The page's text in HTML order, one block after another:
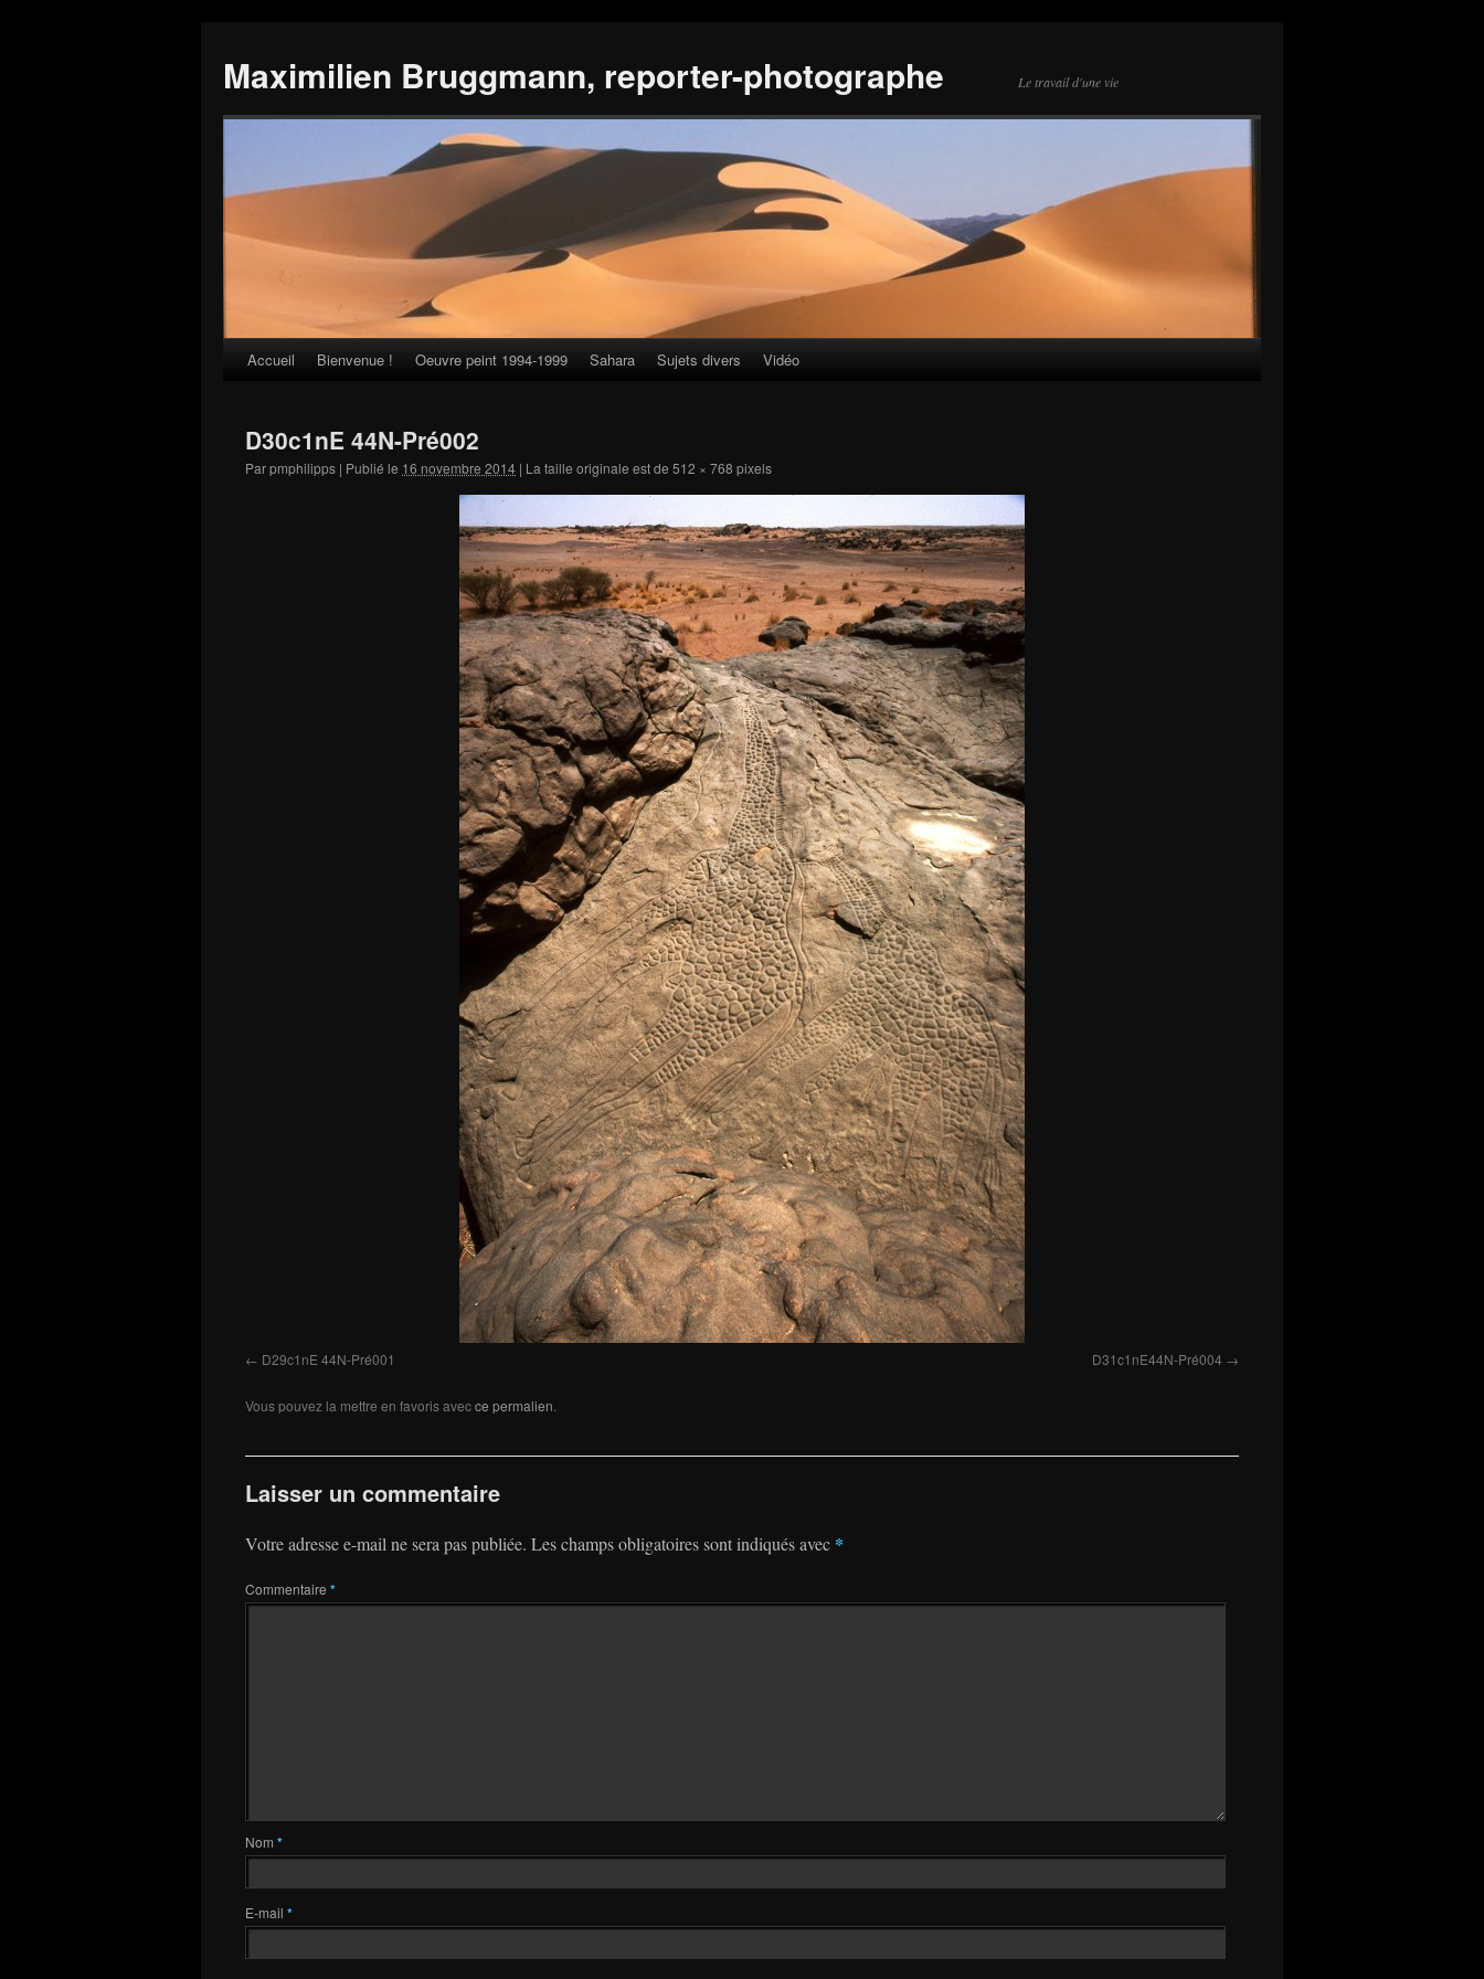
Maximilien Bruggmann, reporter-photographe Le travail d'une vie
Skip
content
Accueil Bienvenue ! Oeuvre peint 1994-1999 Sahara Sujets divers Vidéo
D30c1nE 44N-Pré002
Parpmphilipps | Publié le 16 novembre 2014 | La taille originale est de 512 × 768 pixels
D29c1nE 44N-Pré001 D31c1nE44N-Pré004
Vous pouvez la mettre en favoris avecce permalien
Laisser un commentaire
Votre adresse e-mail ne sera pas publiée. Les champs obligatoires sont indiqués avec *
Commentaire *
Nom *
E-mail *